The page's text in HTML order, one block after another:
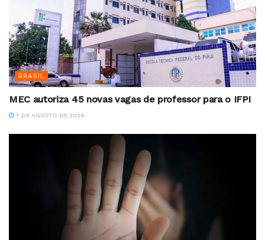
BRASIL
MEC autoriza 45 novas vagas de professor para o IFPI
7 DE AGOSTO DE 2026